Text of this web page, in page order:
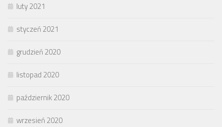
luty 2021
styczeń 2021
grudzień 2020
listopad 2020
październik 2020
wrzesień 2020